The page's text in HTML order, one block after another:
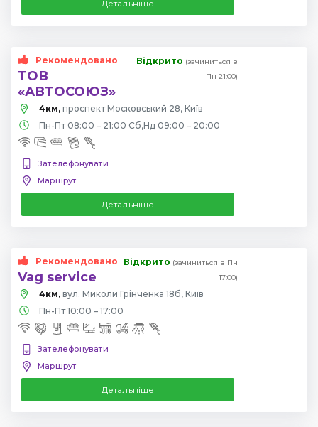
Детальніше
Рекомендовано
ТОВ
«АВТОСОЮЗ»
Відкрито (зачиниться в
Пн 21:00)
4км, проспект Московський 28, Київ
Пн-Пт 08:00 – 21:00 Сб,Нд 09:00 – 20:00
Зателефонувати
Маршрут
Детальніше
Рекомендовано
Vag service
Відкрито (зачиниться в Пн
17:00)
4км, вул. Миколи Грінченка 18б, Київ
Пн-Пт 10:00 – 17:00
Зателефонувати
Маршрут
Детальніше